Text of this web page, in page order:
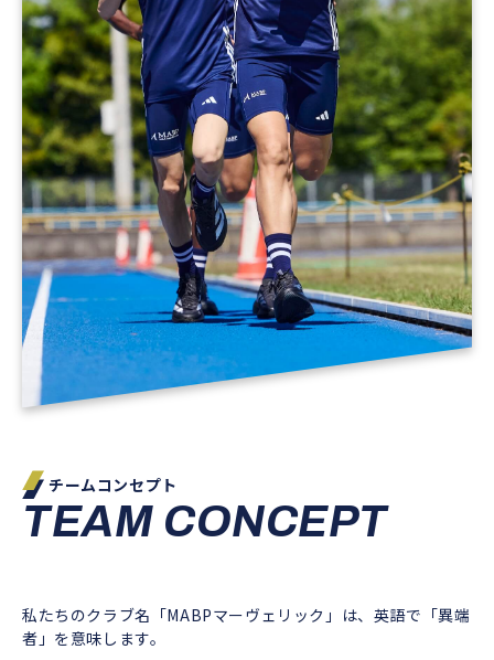
チームコンセプト
TEAM CONCEPT
私たちのクラブ名「MABPマーヴェリック」は、英語で「異端
者」を意味します。